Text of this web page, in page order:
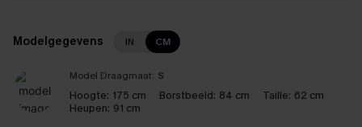
Modelgegevens IN CM
Model Draagmaat: S
Hoogte: 175 cm Borstbeeld: 84 cm Taille: 62 cm
Heupen: 91 cm